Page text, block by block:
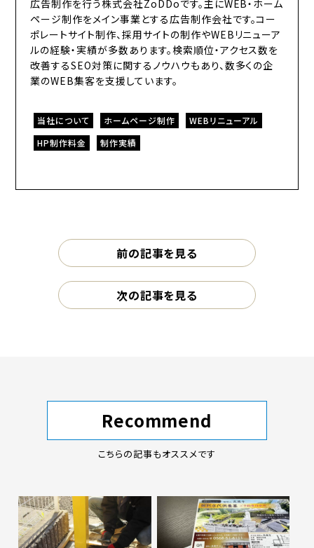
広告制作を行う株式会社ZoDDoです。主にWEB・ホーム
ページ制作をメイン事業とする広告制作会社です。コー
ポレートサイト制作、採用サイトの制作やWEBリニューア
ルの経験・実績が多数あります。検索順位・アクセス数を
改善するSEO対策に関するノウハウもあり、数多くの企
業のWEB集客を支援しています。
当社について ホームページ制作
WEBリニューアル
HP制作料金
制作実績
前の記事を見る
次の記事を見る
Recommend
こちらの記事もオススメです